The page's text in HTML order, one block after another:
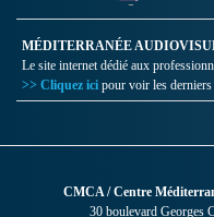
MÉDITERRANÉE
Le site internet dédié aux
>> Cliquez ici pour voir les derniers
CMCA / Centre
30 boulevard Georges